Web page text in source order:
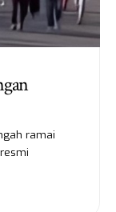
ramai